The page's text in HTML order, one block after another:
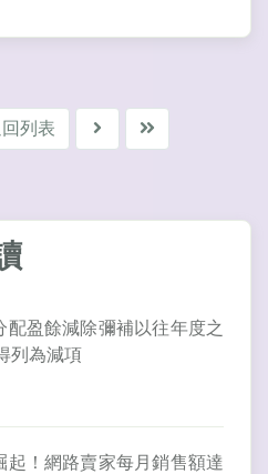
列表
配盈餘減除彌補以往年度之
列為減項
起！網路賣家每月銷售額達